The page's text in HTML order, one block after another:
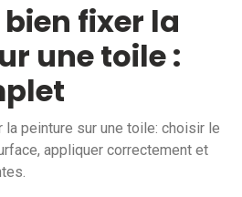
fixer la
une toile :
peinture sur une toile: choisir le
appliquer correctement et